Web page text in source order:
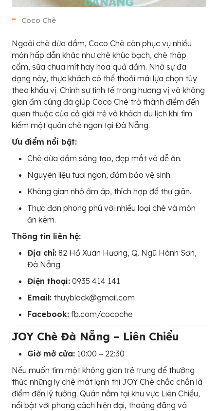
Coco Chè
Ngoài chè dừa dầm, Coco Chè còn phục vụ nhiều
món hấp dẫn khác như chè khúc bạch, chè thập
cẩm, sữa chua mít hay hoa quả dầm. Nhờ sự đa
dạng này, thực khách có thể thoải mái lựa chọn tùy
theo khẩu vị. Chính sự tinh tế trong hương vị và không
gian ấm cúng đã giúp Coco Chè trở thành điểm đến
quen thuộc của cả giới trẻ và khách du lịch khi tìm
kiếm một quán chè ngon tại Đà Nẵng.
Ưu điểm nổi bật:
Chè dừa dầm sáng tạo, đẹp mắt và dễ ăn.
Nguyên liệu tươi ngon, đảm bảo vệ sinh.
Không gian nhỏ ấm áp, thích hợp để thư giãn.
Thực đơn phong phú với nhiều loại chè và món
ăn kèm.
Thông tin liên hệ:
Địa chỉ: 82 Hồ Xuân Hương, Q. Ngũ Hành Sơn,
Đà Nẵng
Điện thoại: 0935 414 141
Email: thuyblock@gmail.com
Facebook: fb.com/cocoche
JOY Chè Đà Nẵng – Liên Chiểu
Giờ mở cửa: 10:00 – 22:30
Nếu muốn tìm một không gian trẻ trung để thưởng
thức những ly chè mát lạnh thì JOY Chè chắc chắn là
điểm đến lý tưởng. Quán nằm tại khu vực Liên Chiểu,
nổi bật với phong cách hiện đại, thoáng đãng và